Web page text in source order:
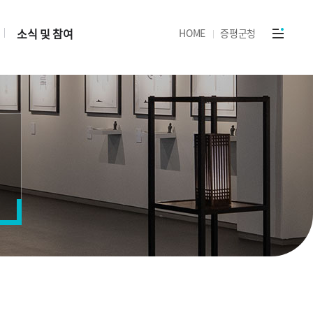
HOME 증평군청
소식 및 참여